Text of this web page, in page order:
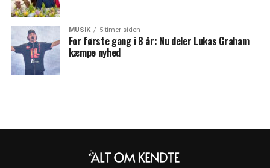
MUSIK 5 timer siden
For første gang i 8 år: Nu deler Lukas Graham
kæmpe nyhed